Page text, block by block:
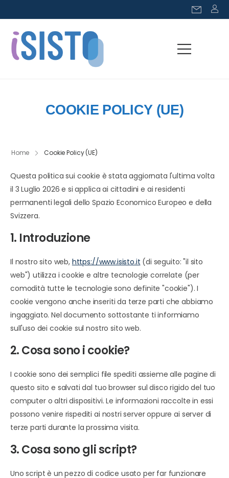
COOKIE POLICY (UE)
Home Cookie Policy (UE)
Questa politica sui cookie è stata aggiornata l'ultima volta
il 3 Luglio 2026 e si applica ai cittadini e ai residenti
permanenti legali dello Spazio Economico Europeo e della
Svizzera.
1. Introduzione
Il nostro sito web, https://www.isisto.it (di seguito: "il sito
web") utilizza i cookie e altre tecnologie correlate (per
comodità tutte le tecnologie sono definite "cookie"). I
cookie vengono anche inseriti da terze parti che abbiamo
ingaggiato. Nel documento sottostante ti informiamo
sull'uso dei cookie sul nostro sito web.
2. Cosa sono i cookie?
I cookie sono dei semplici file spediti assieme alle pagine di
questo sito e salvati dal tuo browser sul disco rigido del tuo
computer o altri dispositivi. Le informazioni raccolte in essi
possono venire rispediti ai nostri server oppure ai server di
terze parti durante la prossima visita.
3. Cosa sono gli script?
Uno script è un pezzo di codice usato per far funzionare